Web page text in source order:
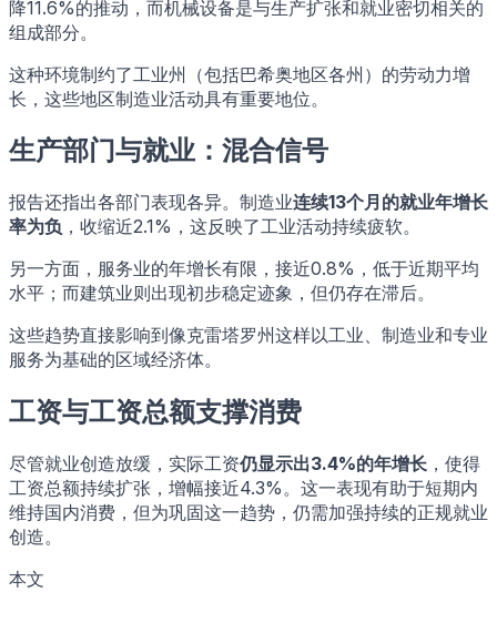
降11.6%的推动，而机械设备是与生产扩张和就业密切相关的
组成部分。
这种环境制约了工业州（包括巴希奥地区各州）的劳动力增
长，这些地区制造业活动具有重要地位。
生产部门与就业：混合信号
报告还指出各部门表现各异。制造业连续13个月的就业年增长
率为负 ，收缩近2.1%，这反映了工业活动持续疲软。
另一方面，服务业的年增长有限，接近0.8%，低于近期平均
水平；而建筑业则出现初步稳定迹象，但仍存在滞后。
这些趋势直接影响到像克雷塔罗州这样以工业、制造业和专业
服务为基础的区域经济体。
工资与工资总额支撑消费
尽管就业创造放缓，实际工资仍显示出3.4%的年增长 ，使得
工资总额持续扩张，增幅接近4.3%。这一表现有助于短期内
维持国内消费，但为巩固这一趋势，仍需加强持续的正规就业
创造。
本文